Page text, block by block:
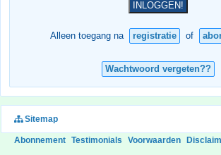
Alleen toegang na registratie of
Wachtwoord vergeten??
Sitemap
Abonnement Testimonials Voorwaarden